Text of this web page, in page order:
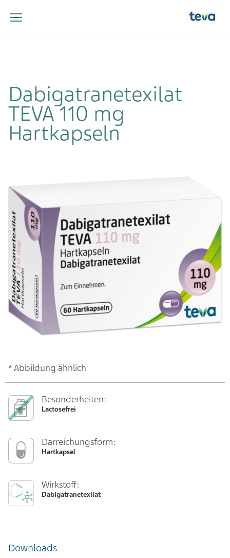
Dabigatranetexilat
TEVA 110 mg
Hartkapseln
* Abbildung ähnlich
Besonderheiten:
Lactosefrei
Darreichungsform:
Hartkapsel
Wirkstoff:
Dabigatranetexilat
Downloads